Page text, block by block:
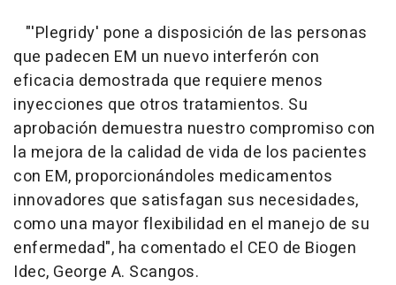
"'Plegridy' pone a disposición de las personas
que padecen EM un nuevo interferón con
eficacia demostrada que requiere menos
inyecciones que otros tratamientos. Su
aprobación demuestra nuestro compromiso con
la mejora de la calidad de vida de los pacientes
con EM, proporcionándoles medicamentos
innovadores que satisfagan sus necesidades,
como una mayor flexibilidad en el manejo de su
enfermedad", ha comentado el CEO de Biogen
Idec, George A. Scangos.